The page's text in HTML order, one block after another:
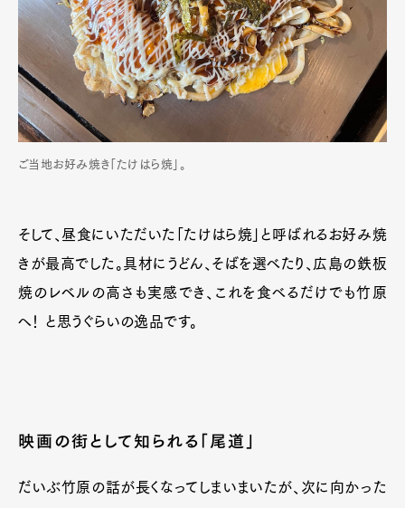
ご当地お好み焼き「たけはら焼」。
そして、昼食にいただいた「たけはら焼」と呼ばれるお好み焼
きが最高でした。具材にうどん、そばを選べたり、広島の鉄板
焼のレベルの高さも実感でき、これを食べるだけでも竹原
へ！ と思うぐらいの逸品です。
映画の街として知られる「尾道」
だいぶ竹原の話が長くなってしまいまいたが、次に向かった